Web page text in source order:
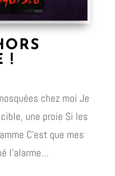
!
chez moi Je
une proie Si les
C’est que mes
l’alarme…